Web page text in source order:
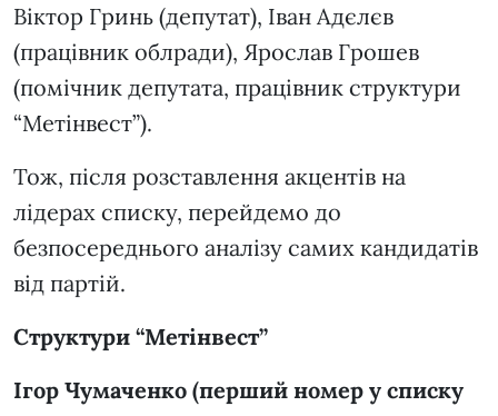
Віктор Гринь (депутат), Іван Адєлєв
(працівник облради), Ярослав Грошев
(помічник депутата, працівник структури
“Метінвест”).
Тож, після розставлення акцентів на
лідерах списку, перейдемо до
безпосереднього аналізу самих кандидатів
від партій.
Структури “Метінвест”
Ігор Чумаченко (перший номер у списку